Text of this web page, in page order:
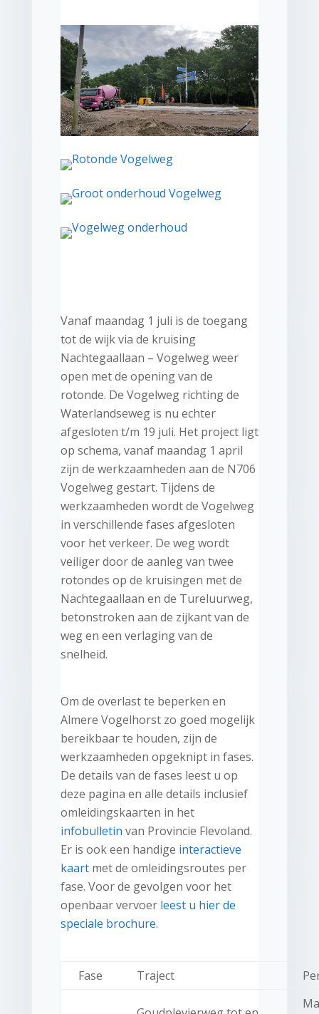
Vanaf maandag 1 juli is de toegang
tot de wijk via de kruising
Nachtegaallaan – Vogelweg weer
open met de opening van de
rotonde. De Vogelweg richting de
Waterlandseweg is nu echter
afgesloten t/m 19 juli. Het project ligt
op schema, vanaf maandag 1 april
zijn de werkzaamheden aan de N706
Vogelweg gestart. Tijdens de
werkzaamheden wordt de Vogelweg
in verschillende fases afgesloten
voor het verkeer. De weg wordt
veiliger door de aanleg van twee
rotondes op de kruisingen met de
Nachtegaallaan en de Tureluurweg,
betonstroken aan de zijkant van de
weg en een verlaging van de
snelheid.
Om de overlast te beperken en
Almere Vogelhorst zo goed mogelijk
bereikbaar te houden, zijn de
werkzaamheden opgeknipt in fases.
De details van de fases leest u op
deze pagina en alle details inclusief
omleidingskaarten in het
infobulletin van Provincie Flevoland.
Er is ook een handige interactieve
kaartmet de omleidingsroutes per
fase. Voor de gevolgen voor het
openbaar vervoer leest u hier de
speciale brochure.
Fase Traject